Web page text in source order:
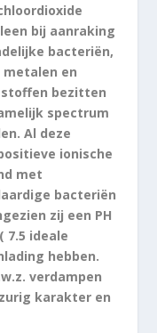
bij aanraking
bacteriën,
en
stoffen bezitten
spectrum
Al deze
ionische
met
bacteriën
zij een PH
7.5 ideale
hebben.
verdampen
karakter en